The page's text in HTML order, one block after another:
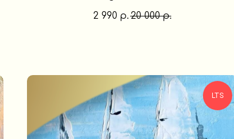
2 990 р. 20 000 р.
LTS